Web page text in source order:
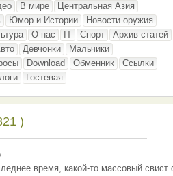
В мире
Центральная Азия
Юмор и Истории
Новости оружия
О нас IT Спорт
Архив статей
Девчонки
Мальчики
Download Обменник
Ссылки
Гостевая
)
время, какой-то массовый свист